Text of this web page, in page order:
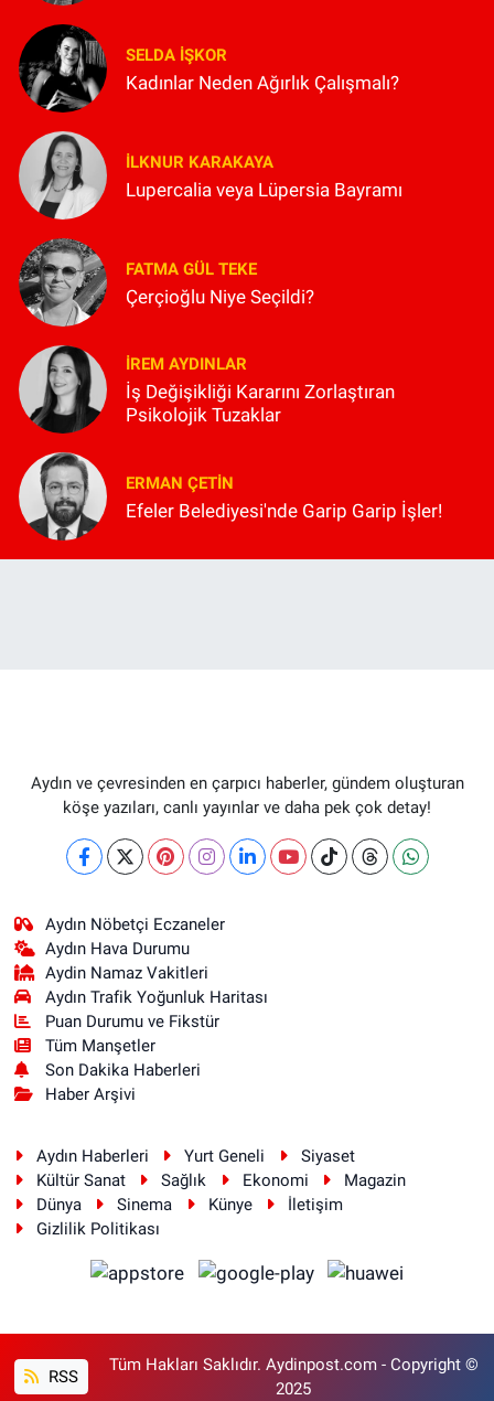
SELDA İŞKOR
Kadınlar Neden Ağırlık Çalışmalı?
İLKNUR KARAKAYA
Lupercalia veya Lüpersia Bayramı
FATMA GÜL TEKE
Çerçioğlu Niye Seçildi?
İREM AYDINLAR
İş Değişikliği Kararını Zorlaştıran
Psikolojik Tuzaklar
ERMAN ÇETIN
Efeler Belediyesi'nde Garip Garip İşler!
Aydın ve çevresinden en çarpıcı haberler, gündem oluşturan
köşe yazıları, canlı yayınlar ve daha pek çok detay!
Aydın Nöbetçi Eczaneler
Aydın Hava Durumu
Aydin Namaz Vakitleri
Aydın Trafik Yoğunluk Haritası
Puan Durumu ve Fikstür
Tüm Manşetler
Son Dakika Haberleri
Haber Arşivi
Aydın Haberleri Yurt Geneli
Siyaset
Kültür Sanat
Sağlık Ekonomi
Magazin
Dünya
Sinema Künye
İletişim
Gizlilik Politikası
RSS
Tüm Hakları Saklıdır. Aydinpost.com - Copyright ©
2025